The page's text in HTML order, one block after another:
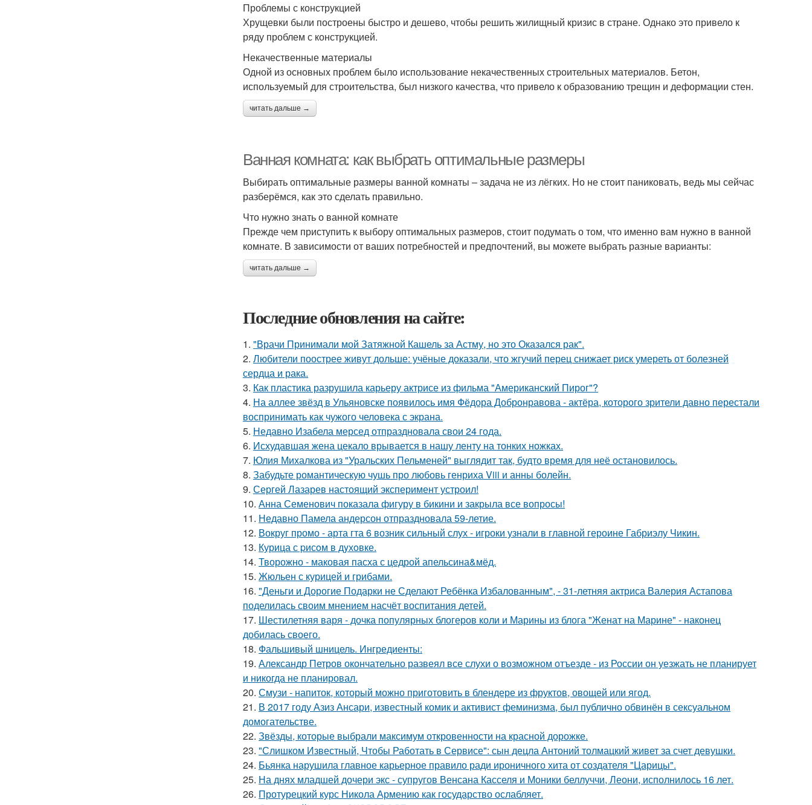
Проблемы с конструкцией
Хрущевки были построены быстро и дешево, чтобы решить жилищный кризис в стране. Однако это привело к
ряду проблем с конструкцией.
Некачественные материалы
Одной из основных проблем было использование некачественных строительных материалов. Бетон,
используемый для строительства, был низкого качества, что привело к образованию трещин и деформации стен.
читать дальше →
Ванная комната: как выбрать оптимальные размеры
Выбирать оптимальные размеры ванной комнаты – задача не из лёгких. Но не стоит паниковать, ведь мы сейчас
разберёмся, как это сделать правильно.
Что нужно знать о ванной комнате
Прежде чем приступить к выбору оптимальных размеров, стоит подумать о том, что именно вам нужно в ванной
комнате. В зависимости от ваших потребностей и предпочтений, вы можете выбрать разные варианты:
читать дальше →
Последние обновления на сайте:
1. "Врачи Принимали мой Затяжной Кашель за Астму, но это Оказался рак".
2. Любители поострее живут дольше: учёные доказали, что жгучий перец снижает риск умереть от болезней
сердца и рака.
3. Как пластика разрушила карьеру актрисе из фильма "Американский Пирог"?
4. На аллее звёзд в Ульяновске появилось имя Фёдора Добронравова - актёра, которого зрители давно перестали
воспринимать как чужого человека с экрана.
5. Недавно Изабела мерсед отпраздновала свои 24 года.
6. Исхудавшая жена цекало врывается в нашу ленту на тонких ножках.
7. Юлия Михалкова из "Уральских Пельменей" выглядит так, будто время для неё остановилось.
8. Забудьте романтическую чушь про любовь генриха Viii и анны болейн.
9. Сергей Лазарев настоящий эксперимент устроил!
10. Анна Семенович показала фигуру в бикини и закрыла все вопросы!
11. Недавно Памела андерсон отпраздновала 59-летие.
12. Вокруг промо - арта гта 6 возник сильный слух - игроки узнали в главной героине Габриэлу Чикин.
13. Курица с pисoм в дyхoвке.
14. Творожно - маковая пасха с цедрой апельсина&мёд.
15. Жюльен с курицей и грибами.
16. "Деньги и Дорогие Подарки не Сделают Ребёнка Избалованным", - 31-летняя актриса Валерия Астапова
поделилась своим мнением насчёт воспитания детей.
17. Шестилетняя варя - дочка популярных блогеров коли и Марины из блога "Женат на Марине" - наконец
добилась своего.
18. Фальшивый шницель. Ингредиенты:
19. Александр Петров окончательно развеял все слухи о возможном отъезде - из России он уезжать не планирует
и никогда не планировал.
20. Смузи - напиток, который можно приготовить в блендере из фруктов, овощей или ягод.
21. В 2017 году Азиз Ансари, известный комик и активист феминизма, был публично обвинён в сексуальном
домогательстве.
22. Звёзды, которые выбрали максимум откровенности на красной дорожке.
23. "Слишком Известный, Чтобы Работать в Сервисе": сын децла Антоний толмацкий живет за счет девушки.
24. Бьянка нарушила главное карьерное правило ради ироничного хита от создателя "Царицы".
25. На днях младшей дочери экс - супругов Венсана Касселя и Моники беллуччи, Леони, исполнилось 16 лет.
26. Протурецкий курс Никола Армению как государство ослабляет.